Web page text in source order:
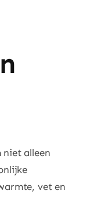
niet alleen
vet en